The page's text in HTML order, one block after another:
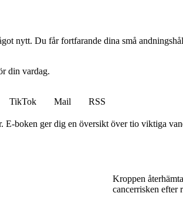
nytt. Du får fortfarande dina små
din vardag.
TikTok Mail
RSS
boken ger dig en översikt över tio viktiga
Kroppen
cancerrisken efter